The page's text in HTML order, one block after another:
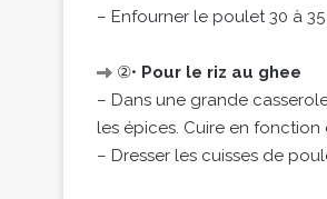
– Enfourner le poulet 30 à
②• Pour le riz au ghee
– Dans une grande
les épices. Cuire en fonction
– Dresser les cuisses de